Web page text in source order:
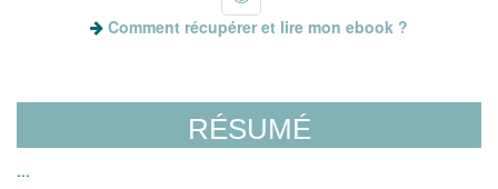
Comment récupérer et lire mon ebook ?
RÉSUMÉ
...